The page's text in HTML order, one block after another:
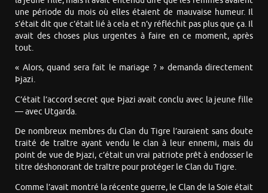
une période du mois où elles étaient de mauvaise humeur. Il
s’était dit que c’était lié à cela et n’y réfléchit pas plus que ça. Il
avait des choses plus urgentes à faire en ce moment, après
tout.
« Alors, quand sera fait le mariage ? » demanda directement
Þjazi.
C’était l’accord secret que Þjazi avait conclu avec la jeune fille
— avec Utgarda.
De nombreux membres du Clan du Tigre l’auraient sans doute
traité de traître ayant vendu le clan à leur ennemi, mais du
point de vue de Þjazi, c’était un vrai patriote prêt à endosser le
titre déshonorant de traître pour protéger le Clan du Tigre.
Comme l’avait montré la récente guerre, le Clan de la Soie était